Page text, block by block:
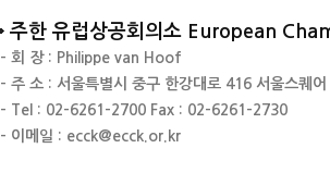
주한 유럽상공회의소 European
- 회 장 : Philippe van Hoof
- 주 소 : 서울특별시 중구 한강대로 416 서울스퀘
- Tel : 02-6261-2700 Fax : 02-6261-2730
- 이메일 : ecck@ecck.or.kr